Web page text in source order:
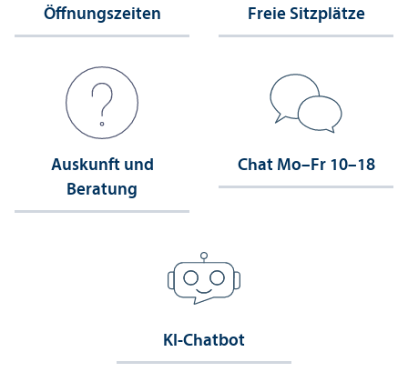
Öffnungs­zeiten Freie Sitzplätze
Auskunft und
Beratung
Chat Mo–Fr 10–18
KI-Chatbot